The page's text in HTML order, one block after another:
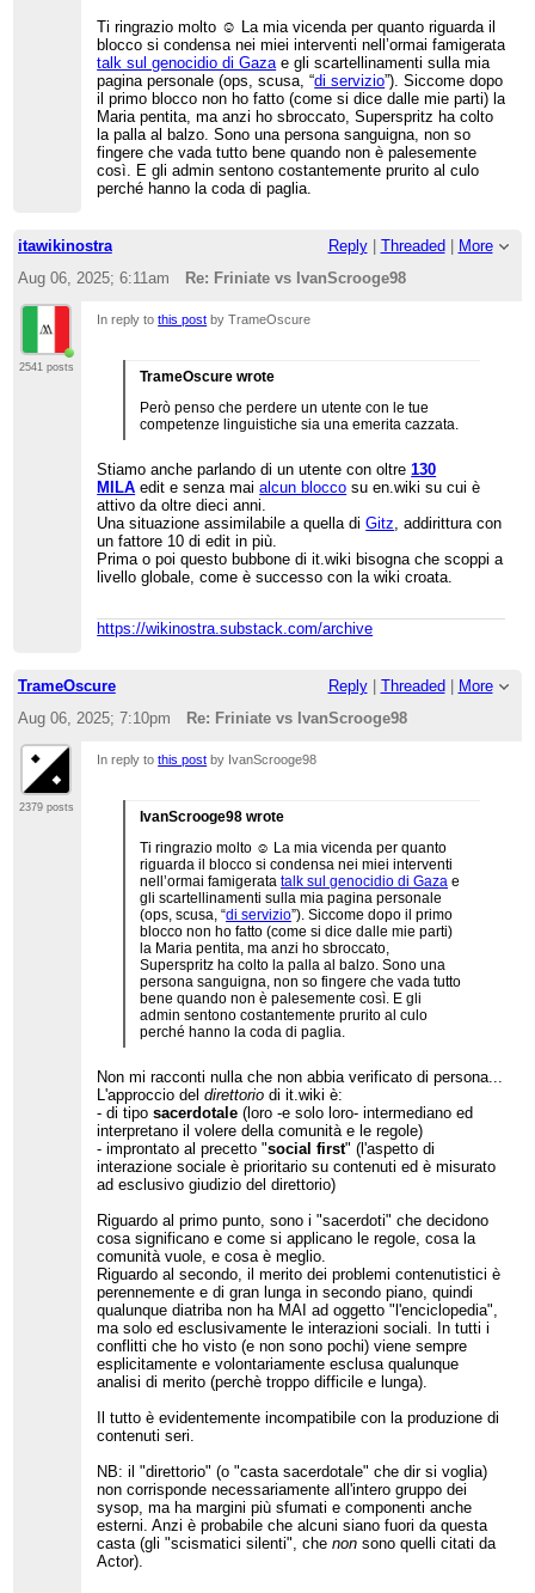
Ti ringrazio molto ☺️ La mia vicenda per quanto riguarda il
blocco si condensa nei miei interventi nell’ormai famigerata
talk sul genocidio di Gaza e gli scartellinamenti sulla mia
pagina personale (ops, scusa, “di servizio”). Siccome dopo
il primo blocco non ho fatto (come si dice dalle mie parti) la
Maria pentita, ma anzi ho sbroccato, Superspritz ha colto
la palla al balzo. Sono una persona sanguigna, non so
fingere che vada tutto bene quando non è palesemente
così. E gli admin sentono costantemente prurito al culo
perché hanno la coda di paglia.
itawikinostra Reply| Threaded
More
Aug 06, 2025; 6:11am
Re: Friniate vs IvanScrooge98
2541 posts
In reply tothis post by TrameOscure
TrameOscure wrote
Però penso che perdere un utente con le tue
competenze linguistiche sia una emerita cazzata.
Stiamo anche parlando di un utente con oltre130
MILA edit e senza maialcun blocco su en.wiki su cui è
attivo da oltre dieci anni.
Una situazione assimilabile a quella diGitz , addirittura con
un fattore 10 di edit in più.
Prima o poi questo bubbone di it.wiki bisogna che scoppi a
livello globale, come è successo con la wiki croata.
https://wikinostra.substack.com/archive
TrameOscure Reply| Threaded
More
Aug 06, 2025; 7:10pm
Re: Friniate vs IvanScrooge98
2379 posts
In reply tothis post by IvanScrooge98
IvanScrooge98 wrote
Ti ringrazio molto ☺️ La mia vicenda per quanto
riguarda il blocco si condensa nei miei interventi
nell’ormai famigeratatalk sul genocidio di Gaza e
gli scartellinamenti sulla mia pagina personale
(ops, scusa, “di servizio”). Siccome dopo il primo
blocco non ho fatto (come si dice dalle mie parti)
la Maria pentita, ma anzi ho sbroccato,
Superspritz ha colto la palla al balzo. Sono una
persona sanguigna, non so fingere che vada tutto
bene quando non è palesemente così. E gli
admin sentono costantemente prurito al culo
perché hanno la coda di paglia.
Non mi racconti nulla che non abbia verificato di persona...
L'approccio deldirettorio di it.wiki è:
- di tiposacerdotale (loro -e solo loro- intermediano ed
interpretano il volere della comunità e le regole)
- improntato al precetto "social first" (l'aspetto di
interazione sociale è prioritario su contenuti ed è misurato
ad esclusivo giudizio del direttorio)
Riguardo al primo punto, sono i "sacerdoti" che decidono
cosa significano e come si applicano le regole, cosa la
comunità vuole, e cosa è meglio.
Riguardo al secondo, il merito dei problemi contenutistici è
perennemente e di gran lunga in secondo piano, quindi
qualunque diatriba non ha MAI ad oggetto "l'enciclopedia",
ma solo ed esclusivamente le interazioni sociali. In tutti i
conflitti che ho visto (e non sono pochi) viene sempre
esplicitamente e volontariamente esclusa qualunque
analisi di merito (perchè troppo difficile e lunga).
Il tutto è evidentemente incompatibile con la produzione di
contenuti seri.
NB: il "direttorio" (o "casta sacerdotale" che dir si voglia)
non corrisponde necessariamente all'intero gruppo dei
sysop, ma ha margini più sfumati e componenti anche
esterni. Anzi è probabile che alcuni siano fuori da questa
casta (gli "scismatici silenti", chenon sono quelli citati da
Actor).